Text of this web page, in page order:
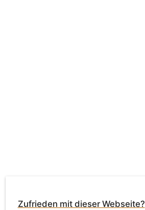
Zufrieden mit dieser Webseite?